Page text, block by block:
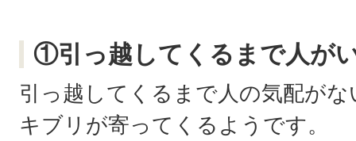
①引っ越してくるまで人が
引っ越してくるまで人の気配が
キブリが寄ってくるようです。